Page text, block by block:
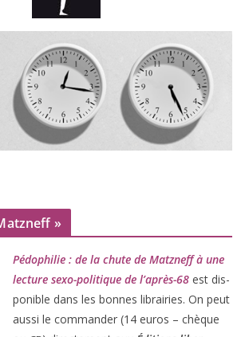
»
Pédophilie : de la chute de Matzneff à une
lec­ture sexo-poli­tique de l’après-68 est dis­
po­nible dans les bonnes librai­ries. On peut
aus­si le com­man­der (14 euros – chèque